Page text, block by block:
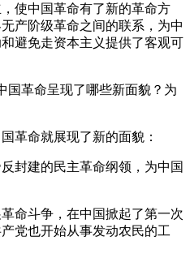
中国革命有了新的革命方
产阶级革命之间的联系，为中
避免走资本主义提供了客观可
革命呈现了哪些新面貌？为
命就展现了新的面貌：
建的民主革命纲领，为中国
斗争，在中国掀起了第一次
党也开始从事发动农民的工